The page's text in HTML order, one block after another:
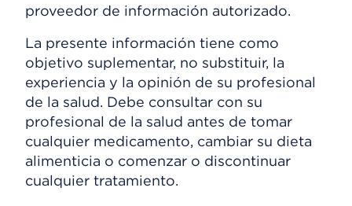
proveedor de información autorizado.
La presente información tiene como
objetivo suplementar, no substituir, la
experiencia y la opinión de su profesional
de la salud. Debe consultar con su
profesional de la salud antes de tomar
cualquier medicamento, cambiar su dieta
alimenticia o comenzar o discontinuar
cualquier tratamiento.